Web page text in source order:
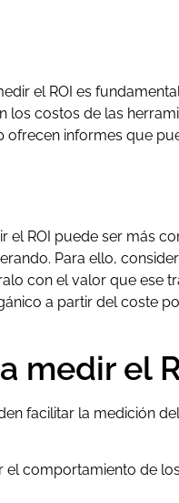
el ROI es
los costos de las
ofrecen informes que
el ROI puede ser más
Para ello,
con el valor que ese
a partir del coste
medir el
facilitar la medición
el comportamiento de